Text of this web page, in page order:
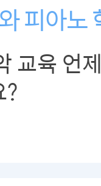
피아노
교육 언